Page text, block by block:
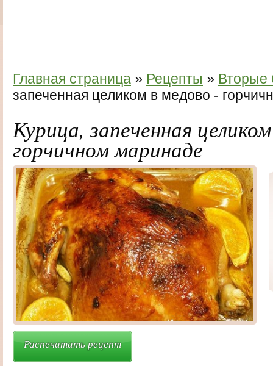
Главная страница » Рецепты » Вторые
запеченная целиком в медово -
Курица, запеченная
горчичном маринаде
Распечатать рецепт